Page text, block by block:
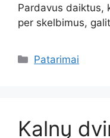
Pardavus daiktus,
per skelbimus,
Kategorijos
Patarimai
Kalnų